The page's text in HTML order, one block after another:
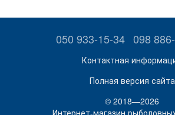
050 933-15-34 098
Контактная
Полная версия сайта
© 2018—2026